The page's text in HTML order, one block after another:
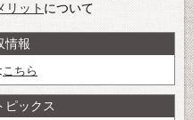
リット について
情報
こちら
ピックス